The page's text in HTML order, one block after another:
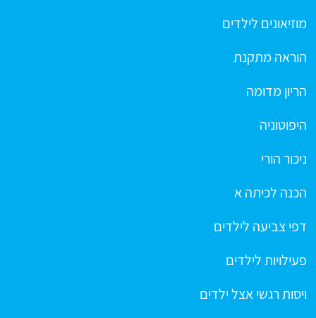
מוזיאונים לילדים
הוראה מתקנת
הריון מדומה
היפוטוניה
ניכור הורי
הכנה לכיתה א
דפי צביעה לילדים
פעילויות לילדים
ויסות רגשי אצל ילדים